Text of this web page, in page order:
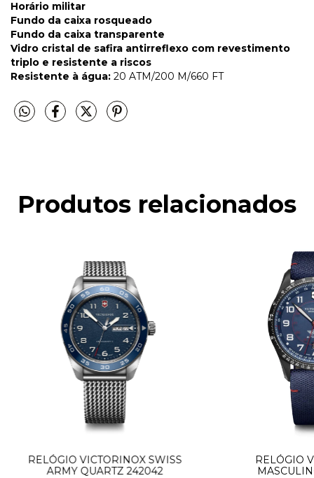
Horário militar
Fundo da caixa rosqueado
Fundo da caixa transparente
Vidro cristal de safira antirreflexo com revestimento
triplo e resistente a riscos
Resistente à água: 20 ATM/200 M/660 FT
Produtos relacionados
RELÓGIO VICTORINOX SWISS
ARMY QUARTZ 242042
RELÓGIO